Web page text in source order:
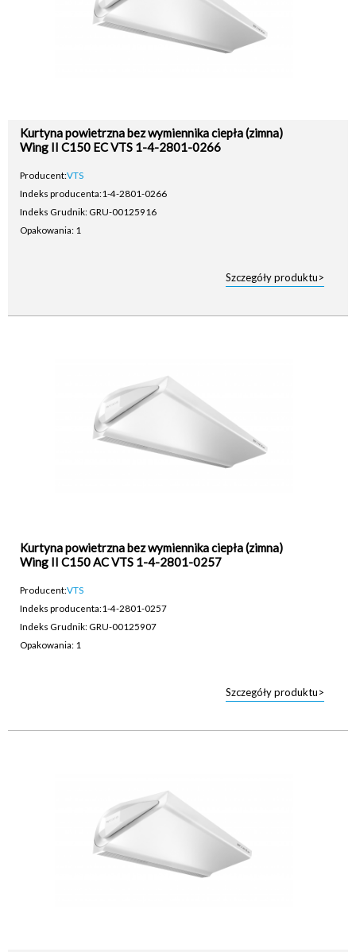
Kurtyna powietrzna bez wymiennika ciepła (zimna)
Wing II C150 EC VTS 1-4-2801-0266
Producent:VTS
Indeks producenta:1-4-2801-0266
Indeks Grudnik: GRU-00125916
Opakowania: 1
Szczegóły produktu>
Kurtyna powietrzna bez wymiennika ciepła (zimna)
Wing II C150 AC VTS 1-4-2801-0257
Producent:VTS
Indeks producenta:1-4-2801-0257
Indeks Grudnik: GRU-00125907
Opakowania: 1
Szczegóły produktu>